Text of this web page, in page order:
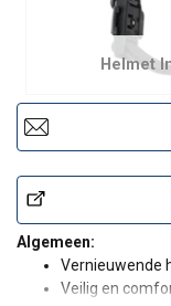
Helmet
Algemeen:
Vernieuwende
Veilig en